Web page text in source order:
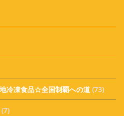
冷凍食品☆全国制覇への道 (73)
(7)